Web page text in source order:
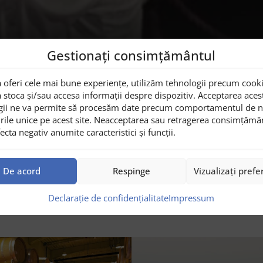
Gestionați consimțământul
oferi cele mai bune experiențe, utilizăm tehnologii precum
stoca și/sau accesa informații despre dispozitiv. Acceptarea
ne va permite să procesăm date precum comportamentul de
unice pe acest site. Neacceptarea sau retragerea
negativ anumite caracteristici și funcții.
De acord Respinge Vizualizați
Declarație de confidențialitateImpressum
pe tot parcursul anului
și să bem lapte proaspăt